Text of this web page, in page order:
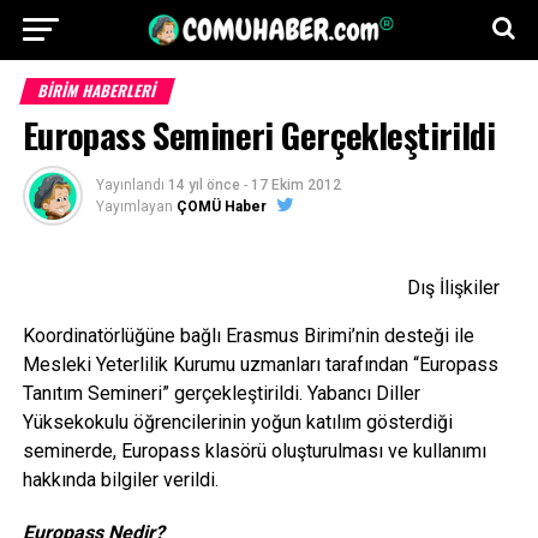
BİRİM HABERLERİ
Europass Semineri Gerçekleştirildi
Yayınlandı 14 yıl önce - 17 Ekim 2012
Yayımlayan ÇOMÜ Haber
Dış İlişkiler
Koordinatörlüğüne bağlı Erasmus Birimi’nin desteği ile
Mesleki Yeterlilik Kurumu uzmanları tarafından “Europass
Tanıtım Semineri” gerçekleştirildi. Yabancı Diller
Yüksekokulu öğrencilerinin yoğun katılım gösterdiği
seminerde, Europass klasörü oluşturulması ve kullanımı
hakkında bilgiler verildi.
Europass Nedir?